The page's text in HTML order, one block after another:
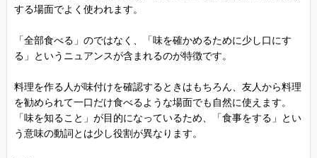
する場面でよく使われます。
「全部食べる」のではなく、「味を確かめるために少し口にす
る」というニュアンスが含まれるのが特徴です。
料理を作る人が味付けを確認するときはもちろん、友人から料理
を勧められて一口だけ食べるような場面でも自然に使えます。
「味を知ること」が目的になっているため、「食事をする」とい
う意味の動詞とは少し役割が異なります。